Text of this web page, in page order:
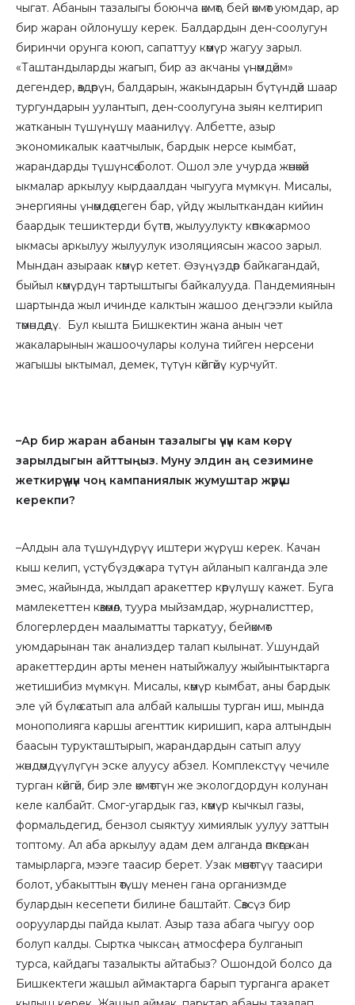
чыгат. Абанын тазалыгы боюнча өкмөт, бей өкмөт уюмдар, ар
бир жаран ойлонушу керек. Балдардын ден-соолугун
биринчи орунга коюп, сапаттуу көмүр жагуу зарыл.
«Таштандыларды жагып, бир аз акчаны үнөмдөйм»
дегендер, өздөрүн, балдарын, жакындарын бүтүндөй шаар
тургундарын уулантып, ден-соолугуна зыян келтирип
жатканын түшүнүшү маанилүү. Албетте, азыр
экономикалык каатчылык, бардык нерсе кымбат,
жарандарды түшүнсө болот. Ошол эле учурда жөнөкөй
ыкмалар аркылуу кырдаалдан чыгууга мүмкүн. Мисалы,
энергияны үнөмдөө деген бар, үйдү жылыткандан кийин
баардык тешиктерди бүтөп, жылуулукту көпкө кармоо
ыкмасы аркылуу жылуулук изоляциясын жасоо зарыл.
Мындан азыраак көмүр кетет. Өзүңүздөр байкагандай,
быйыл көмүрдүн тартыштыгы байкалууда. Пандемиянын
шартында жыл ичинде калктын жашоо деңгээли кыйла
төмөндөдү. Бул кышта Бишкектин жана анын чет
жакаларынын жашоочулары колуна тийген нерсени
жагышы ыктымал, демек, түтүн көйгөйү курчуйт.
–Ар бир жаран абанын тазалыгы үчүн кам көрүү
зарылдыгын айттыңыз. Муну элдин аң сезимине
жеткирүү үчүн чоң кампаниялык жумуштар жүрүш
керекпи?
–Алдын ала түшүндүрүү иштери жүрүш керек. Качан
кыш келип, үстүбүздө кара түтүн айланып калганда эле
эмес, жайында, жылдап аракеттер көрүлүшү кажет. Буга
мамлекеттен көзөмөл, туура мыйзамдар, журналисттер,
блогерлерден маалыматты таркатуу, бейөкмөт
уюмдарынан так анализдер талап кылынат. Ушундай
аракеттердин арты менен натыйжалуу жыйынтыктарга
жетишибиз мүмкүн. Мисалы, көмүр кымбат, аны бардык
эле үй бүлө сатып ала албай калышы турган иш, мында
монополияга каршы агенттик киришип, кара алтындын
баасын турукташтырып, жарандардын сатып алуу
жөндөмдүүлүгүн эске алуусу абзел. Комплекстүү чечиле
турган көйгөй, бир эле өкмөттүн же экологдордун колунан
келе калбайт. Смог-угардык газ, көмүр кычкыл газы,
формальдегид, бензол сыяктуу химиялык уулуу заттын
топтому. Ал аба аркылуу адам дем алганда өпкөгө, кан
тамырларга, мээге таасир берет. Узак мөөнөттүү таасири
болот, убакыттын өтүшү менен гана организмде
булардын кесепети билине баштайт. Сөзсүз бир
оорууларды пайда кылат. Азыр таза абага чыгуу оор
болуп калды. Сыртка чыксаң атмосфера булганып
турса, кайдагы тазалыкты айтабыз? Ошондой болсо да
Бишкектеги жашыл аймактарга барып турганга аракет